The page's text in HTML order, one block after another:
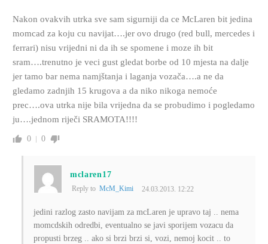
Nakon ovakvih utrka sve sam sigurniji da ce McLaren bit jedina
momcad za koju cu navijat….jer ovo drugo (red bull, mercedes i
ferrari) nisu vrijedni ni da ih se spomene i moze ih bit
sram….trenutno je veci gust gledat borbe od 10 mjesta na dalje
jer tamo bar nema namjštanja i laganja vozača….a ne da
gledamo zadnjih 15 krugova a da niko nikoga nemoće
prec….ova utrka nije bila vrijedna da se probudimo i pogledamo
ju….jednom riječi SRAMOTA!!!!
0 0
mclaren17
Reply to McM_Kimi 24.03.2013. 12:22
jedini razlog zasto navijam za mcLaren je upravo taj .. nema
momcdskih odredbi, eventualno se javi sporijem vozacu da
propusti brzeg .. ako si brzi brzi si, vozi, nemoj kocit .. to